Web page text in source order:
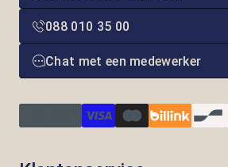
088 010 35 00
Chat met een medewerker